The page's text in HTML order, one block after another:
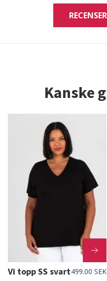
Kanske
Vi topp SS svart499.00 SEK